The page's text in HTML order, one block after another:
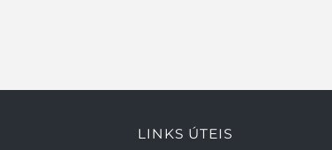
todo o seu processo de
Acompanhamento pré e pós-
LINKS ÚTEIS